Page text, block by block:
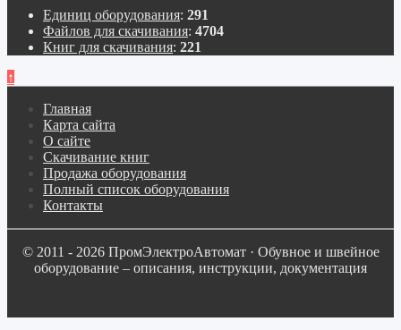
Единиц оборудования: 291
Файлов для скачивания: 4704
Книг для скачивания: 221
↑
Главная
Карта сайта
О сайте
Скачивание книг
Продажа оборудования
Полный список оборудования
Контакты
© 2011 - 2026 ПромЭлектроАвтомат · Обувное и швейное
оборудование – описания, инструкции, документация